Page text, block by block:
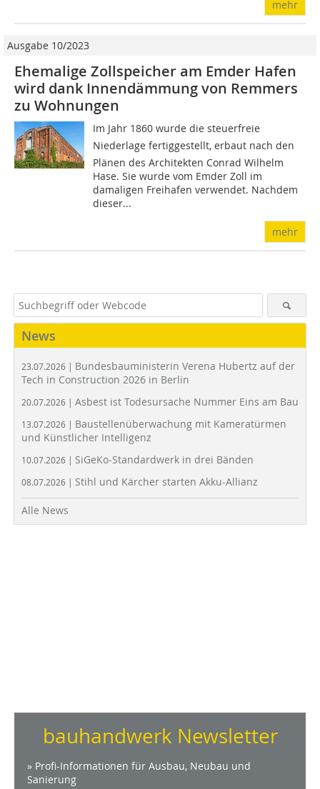
mehr
Ausgabe 10/2023
Ehemalige Zollspeicher am Emder Hafen
wird dank Innendämmung von Remmers
zu Wohnungen
Im Jahr 1860 wurde die steuerfreie
Niederlage fertiggestellt, erbaut nach den
Plänen des Architekten Conrad Wilhelm
Hase. Sie wurde vom Emder Zoll im
damaligen Freihafen verwendet. Nachdem
dieser...
mehr
News
23.07.2026 | Bundesbauministerin Verena Hubertz auf der
Tech in Construction 2026 in Berlin
20.07.2026 | Asbest ist Todesursache Nummer Eins am Bau
13.07.2026 | Baustellenüberwachung mit Kameratürmen
und Künstlicher Intelligenz
10.07.2026 | SiGeKo-Standardwerk in drei Bänden
08.07.2026 | Stihl und Kärcher starten Akku-Allianz
Alle News
bauhandwerk Newsletter
» Profi-Informationen für Ausbau, Neubau und
Sanierung